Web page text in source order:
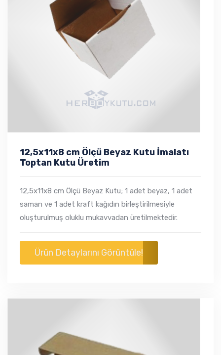
12,5x11x8 cm Ölçü Beyaz Kutu İmalatı
Toptan Kutu Üretim
12,5x11x8 cm Ölçü Beyaz Kutu; 1 adet beyaz, 1 adet
saman ve 1 adet kraft kağıdın birleştirilmesiyle
oluşturulmuş oluklu mukavvadan üretilmektedir.
Ürün Detaylarını Görüntüle!